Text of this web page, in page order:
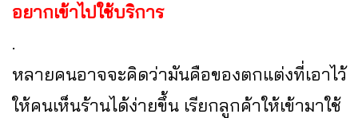
อยากเข้าไปใช้บริการ
.
หลายคนอาจจะคิดว่ามันคือของตกแต่งที่เอาไว้
ให้คนเห็นร้านได้ง่ายขึ้น เรียกลูกค้าให้เข้ามาใช้